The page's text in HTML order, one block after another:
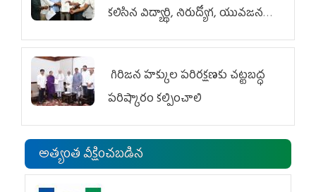
కలిసిన విద్యార్థి, నిరుద్యోగ, యువజన
జేఏసీ
గిరిజన హక్కుల పరిరక్షణకు చట్టబద్ధ
పరిష్కారం కల్పించాలి
అత్యంత వీక్షించబడిన